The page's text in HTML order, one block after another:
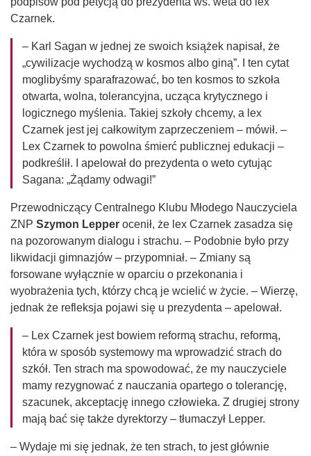
Czarnek.
– Karl Sagan w jednej ze swoich książek napisał, że
„cywilizacje wychodzą w kosmos albo giną”. I ten cytat
moglibyśmy sparafrazować, bo ten kosmos to szkoła
otwarta, wolna, tolerancyjna, ucząca krytycznego i
logicznego myślenia. Takiej szkoły chcemy, a lex
Czarnek jest jej całkowitym zaprzeczeniem – mówił. –
Lex Czarnek to powolna śmierć publicznej edukacji –
podkreślił. I apelował do prezydenta o weto cytując
Sagana: „Żądamy odwagi!”
Przewodniczący Centralnego Klubu Młodego Nauczyciela
ZNP Szymon Lepper ocenił, że lex Czarnek zasadza się
na pozorowanym dialogu i strachu. – Podobnie było przy
likwidacji gimnazjów – przypomniał. – Zmiany są
forsowane wyłącznie w oparciu o przekonania i
wyobrażenia tych, którzy chcą je wcielić w życie. – Wierzę,
jednak że refleksja pojawi się u prezydenta – apelował.
– Lex Czarnek jest bowiem reformą strachu, reformą,
która w sposób systemowy ma wprowadzić strach do
szkół. Ten strach ma spowodować, że my nauczyciele
mamy rezygnować z nauczania opartego o tolerancję,
szacunek, akceptację innego człowieka. Z drugiej strony
mają bać się także dyrektorzy – tłumaczył Lepper.
– Wydaje mi się jednak, że ten strach, to jest głównie